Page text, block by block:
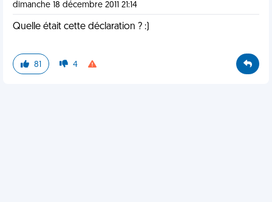
dimanche 18 décembre 2011 21:14
Quelle était cette déclaration ? :)
81 4